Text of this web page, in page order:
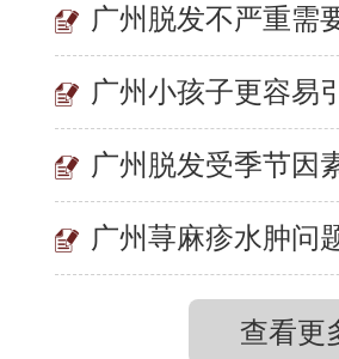
广州脱发不严重需
广州小孩子更容易
广州脱发受季节因
广州荨麻疹水肿问
查看更